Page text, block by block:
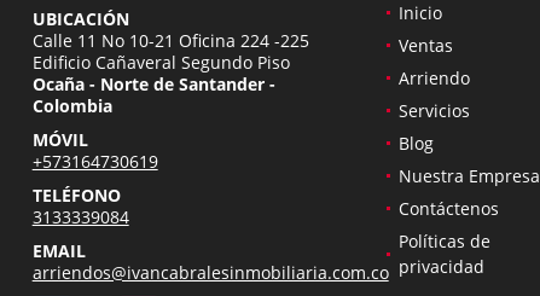
UBICACIÓN
Calle 11 No 10-21 Oficina 224 -225
Edificio Cañaveral Segundo Piso
Ocaña - Norte de Santander -
Colombia
MÓVIL
+573164730619
TELÉFONO
3133339084
EMAIL
arriendos@ivancabralesinmobiliaria.com.co
Inicio
Ventas
Arriendo
Servicios
Blog
Nuestra Empresa
Contáctenos
Políticas de
privacidad